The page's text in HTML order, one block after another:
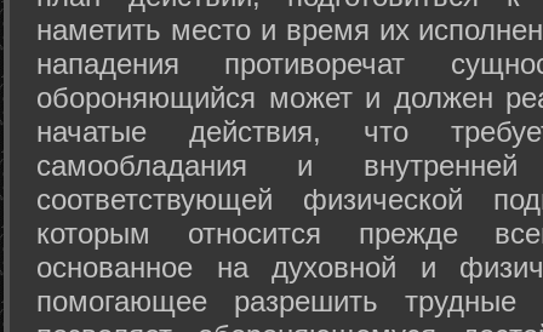
наметить место и время их
нападения противоречат
обороняющийся может и должен
начатые действия, что
самообладания и
соответствующей физической
которым относится прежде
основанное на духовной и
помогающее разрешить